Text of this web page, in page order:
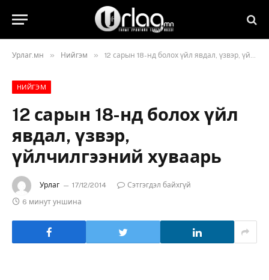
Урлаг.мн » Нийгэм » 12 сарын 18-нд болох үйл явдал, үзвэр, үйлчилгээний хуваарь
НИЙГЭМ
12 сарын 18-нд болох үйл
явдал, үзвэр,
үйлчилгээний хуваарь
Урлаг 17/12/2014
Сэтгэгдэл байхгүй
6 минут уншина